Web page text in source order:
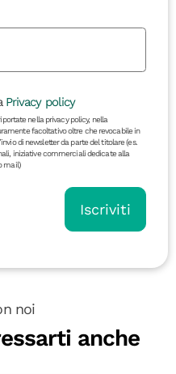
Privacy policy
nella privacy policy, nella
facoltativo oltre che revocabile in
di newsletter da parte del titolare (es.
iniziative commerciali dedicate alla
mail)
Iscriviti
noi
anche